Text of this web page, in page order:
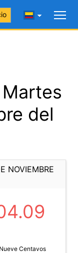
del
NOVIEMBRE
Centavos